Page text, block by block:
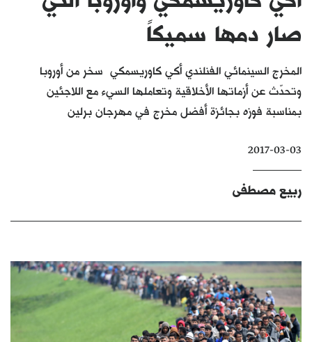
مواضيع
فكرة
دفاتر
بالصورة
كتّابنا
الأرشيف
صار دمها سميكاً
المخرج السينمائي الفنلندي أكي كاوريسمكي سخر من أوروبا
وتحدّث عن أزماتها الأخلاقية وتعاملها السيء مع اللاجئين
بمناسبة فوزه بجائزة أفضل مخرج في مهرجان برلين
2017-03-03
ربيع مصطفى